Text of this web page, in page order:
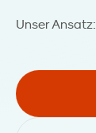
Unser Ansatz: